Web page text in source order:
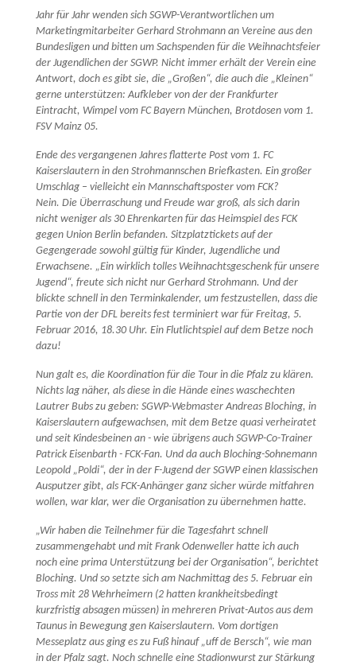
Jahr für Jahr wenden sich SGWP-Verantwortlichen um
Marketingmitarbeiter Gerhard Strohmann an Vereine aus den
Bundesligen und bitten um Sachspenden für die Weihnachtsfeier
der Jugendlichen der SGWP. Nicht immer erhält der Verein eine
Antwort, doch es gibt sie, die „Großen“, die auch die „Kleinen“
gerne unterstützen: Aufkleber von der der Frankfurter
Eintracht, Wimpel vom FC Bayern München, Brotdosen vom 1.
FSV Mainz 05.
Ende des vergangenen Jahres flatterte Post vom 1. FC
Kaiserslautern in den Strohmannschen Briefkasten. Ein großer
Umschlag – vielleicht ein Mannschaftsposter vom FCK?
Nein. Die Überraschung und Freude war groß, als sich darin
nicht weniger als 30 Ehrenkarten für das Heimspiel des FCK
gegen Union Berlin befanden. Sitzplatztickets auf der
Gegengerade sowohl gültig für Kinder, Jugendliche und
Erwachsene. „Ein wirklich tolles Weihnachtsgeschenk für unsere
Jugend“, freute sich nicht nur Gerhard Strohmann. Und der
blickte schnell in den Terminkalender, um festzustellen, dass die
Partie von der DFL bereits fest terminiert war für Freitag, 5.
Februar 2016, 18.30 Uhr. Ein Flutlichtspiel auf dem Betze noch
dazu!
Nun galt es, die Koordination für die Tour in die Pfalz zu klären.
Nichts lag näher, als diese in die Hände eines waschechten
Lautrer Bubs zu geben: SGWP-Webmaster Andreas Bloching, in
Kaiserslautern aufgewachsen, mit dem Betze quasi verheiratet
und seit Kindesbeinen an - wie übrigens auch SGWP-Co-Trainer
Patrick Eisenbarth - FCK-Fan. Und da auch Bloching-Sohnemann
Leopold „Poldi“, der in der F-Jugend der SGWP einen klassischen
Ausputzer gibt, als FCK-Anhänger ganz sicher würde mitfahren
wollen, war klar, wer die Organisation zu übernehmen hatte.
„Wir haben die Teilnehmer für die Tagesfahrt schnell
zusammengehabt und mit Frank Odenweller hatte ich auch
noch eine prima Unterstützung bei der Organisation“, berichtet
Bloching. Und so setzte sich am Nachmittag des 5. Februar ein
Tross mit 28 Wehrheimern (2 hatten krankheitsbedingt
kurzfristig absagen müssen) in mehreren Privat-Autos aus dem
Taunus in Bewegung gen Kaiserslautern. Vom dortigen
Messeplatz aus ging es zu Fuß hinauf „uff de Bersch“, wie man
in der Pfalz sagt. Noch schnelle eine Stadionwurst zur Stärkung